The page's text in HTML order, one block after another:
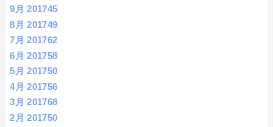
9月 201745
8月 201749
7月 201762
6月 201758
5月 201750
4月 201756
3月 201768
2月 201750